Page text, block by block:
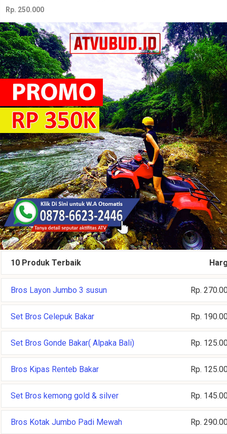
Rp. 250.000
10 Produk Terbaik
Bros Layon Jumbo 3 susun Rp.
Set Bros Celepuk Bakar Rp.
Set Bros Gonde Bakar( Alpaka Bali) Rp.
Bros Kipas Renteb Bakar Rp.
Set Bros kemong gold & silver Rp.
Bros Kotak Jumbo Padi Mewah Rp.